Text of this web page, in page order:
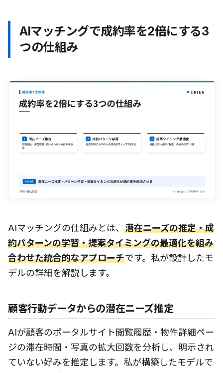
AIマッチングで成約率を2倍にする3
つの仕組み
AIマッチングの仕組みとは、 潜在ニーズの推定・成
約パターンの学習・提案タイミングの最適化を組み
合わせた統合的なアプローチです。私が設計したモ
デルの詳細を解説します。
顧客行動データからの潜在ニーズ推定
AIが顧客のポータルサイト閲覧履歴・物件詳細ペー
ジの滞在時間・写真の拡大回数を分析し、明示され
ていない好みを推定します。私が構築したモデルで